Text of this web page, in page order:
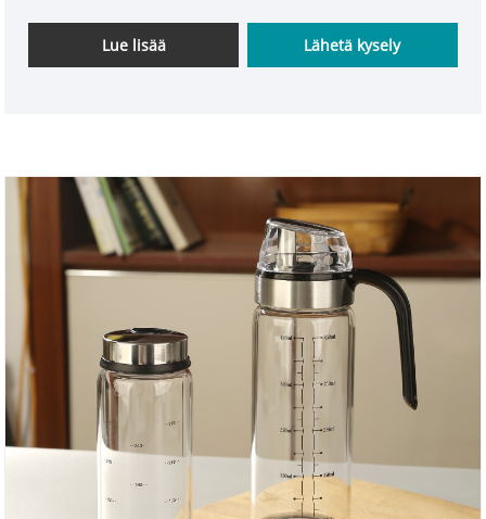
elämästä nauttiminen alkaa keittiöstä! Grinder
lasinen maustepullo, INTOWALK-muotoilu, on oltava
Lue lisää Lähetä kysely